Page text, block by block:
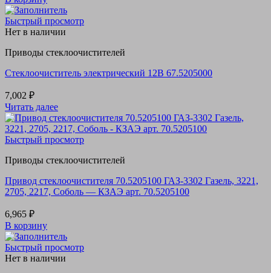
Быстрый просмотр
Нет в наличии
Приводы стеклоочистителей
Стеклоочиститель электрический 12В 67.5205000
7,002 ₽
Читать далее
Быстрый просмотр
Приводы стеклоочистителей
Привод стеклоочистителя 70.5205100 ГАЗ-3302 Газель, 3221,
2705, 2217, Соболь — КЗАЭ арт. 70.5205100
6,965 ₽
В корзину
Быстрый просмотр
Нет в наличии